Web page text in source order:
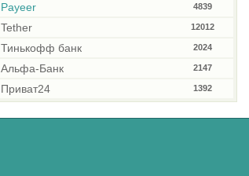
Payeer 4839
Tether 12012
Тинькофф банк 2024
Альфа-Банк 2147
Приват24 1392